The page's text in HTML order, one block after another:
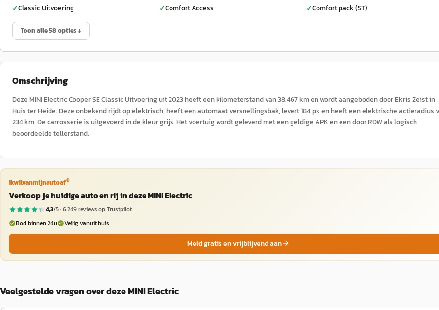
✓Classic Uitvoering ✓Comfort Access ✓Comfort pack (ST)
Toon alle 58 opties ↓
Omschrijving
Deze MINI Electric Cooper SE Classic Uitvoering uit 2023 heeft een kilometerstand van 38.467 km en wordt aangeboden door Ekris Zeist in
Huis ter Heide. Deze onbekend rijdt op elektrisch, heeft een automaat versnellingsbak, levert 184 pk en heeft een elektrische actieradius
234 km. De carrosserie is uitgevoerd in de kleur grijs. Het voertuig wordt geleverd met een geldige APK en een door RDW als logisch
beoordeelde tellerstand.
ikwilvanmijnautoaf®
Verkoop je huidige auto en rij in deze MINI Electric
4,3/5 ·6.249reviews op Trustpilot
Bod binnen 24u
Veilig vanuit huis
Meld gratis en vrijblijvend aan
Veelgestelde vragen over deze MINI Electric